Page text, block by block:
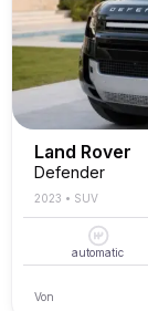
Land Rover
Defender
2023 • SUV
automatic
Von